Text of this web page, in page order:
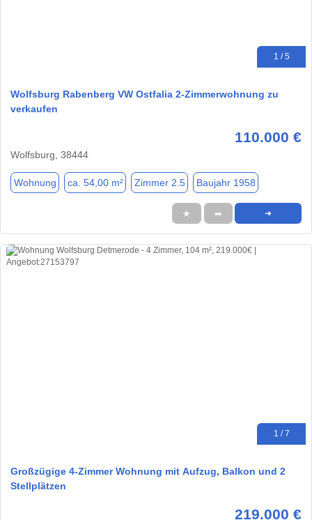
1 / 5
Wolfsburg Rabenberg VW Ostfalia 2-Zimmerwohnung zu
verkaufen
110.000 €
Wolfsburg, 38444
Wohnung ca. 54,00 m² Zimmer 2.5 Baujahr 1958
★ ➦ ➜
1 / 7
Großzügige 4-Zimmer Wohnung mit Aufzug, Balkon und 2
Stellplätzen
219.000 €